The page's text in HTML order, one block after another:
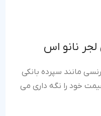
نانو اس
مانند سپرده بانکی
خود را نگه داری می